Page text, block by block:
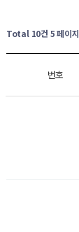
Total 10건 5 페이지
번호